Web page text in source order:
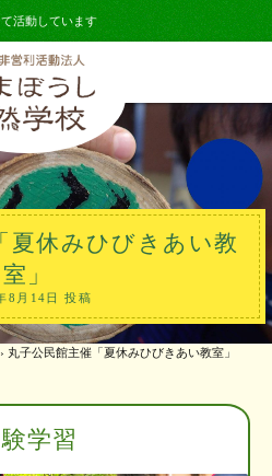
活動しています
夏休みひびきあい教
室」
8月14日 投稿
› 丸子公民館主催「夏休みひびきあい教室」
学習